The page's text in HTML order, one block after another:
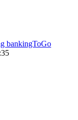
bankingToGo